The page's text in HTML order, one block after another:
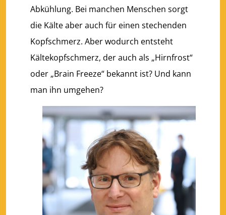
Abkühlung. Bei manchen Menschen sorgt
die Kälte aber auch für einen stechenden
Kopfschmerz. Aber wodurch entsteht
Kältekopfschmerz, der auch als „Hirnfrost“
oder „Brain Freeze“ bekannt ist? Und kann
man ihn umgehen?